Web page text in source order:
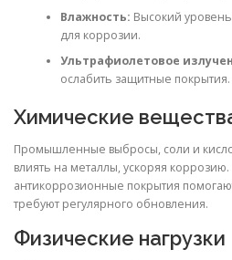
Влажность: Высокий
для коррозии.
Ультрафиолетовое
ослабить защитные покрытия.
Химические
Промышленные выбросы, соли и
влиять на металлы, ускоряя
антикоррозионные покрытия
требуют регулярного обновления.
Физические нагрузки